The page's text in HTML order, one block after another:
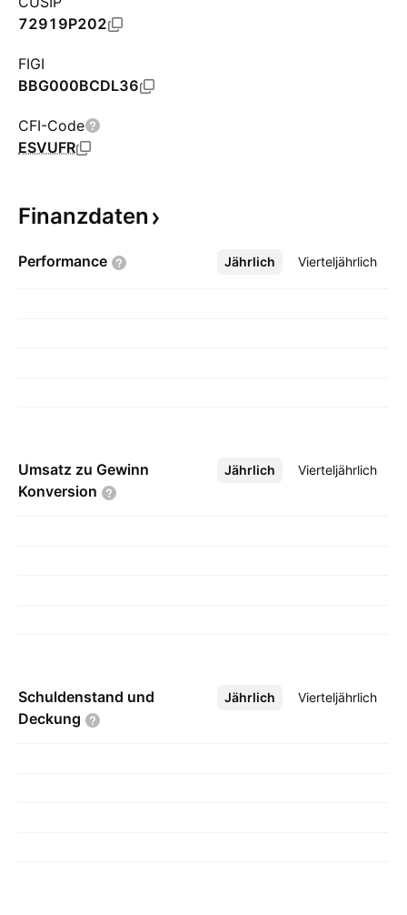
72919P202
FIGI
BBG000BCDL36
CFI-Code
ESVUFR
Finanzdaten
Performance Jährlich Vierteljährlich
Mehr
Umsatz zu Gewinn
Konversion
Jährlich Vierteljährlich
Mehr
Schuldenstand und
Deckung
Jährlich Vierteljährlich
Mehr